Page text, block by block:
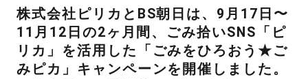
株式会社ピリカとBS朝日は、9月17日〜
11月12日の2ヶ月間、ごみ拾いSNS「ピ
リカ」を活用した「ごみをひろおう★ご
みピカ」キャンペーンを開催しました。